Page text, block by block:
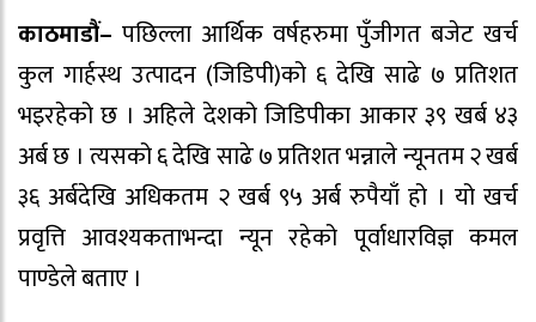
काठमाडौं– पछिल्ला आर्थिक वर्षहरुमा पुँजीगत बजेट खर्च
कुल गार्हस्थ उत्पादन (जिडिपी)को ६ देखि साढे ७ प्रतिशत
भइरहेको छ । अहिले देशको जिडिपीका आकार ३९ खर्ब ४३
अर्ब छ । त्यसको ६ देखि साढे ७ प्रतिशत भन्नाले न्यूनतम २ खर्ब
३६ अर्बदेखि अधिकतम २ खर्ब ९५ अर्ब रुपैयाँ हो । यो खर्च
प्रवृत्ति आवश्यकताभन्दा न्यून रहेको पूर्वाधारविज्ञ कमल
पाण्डेले बताए ।